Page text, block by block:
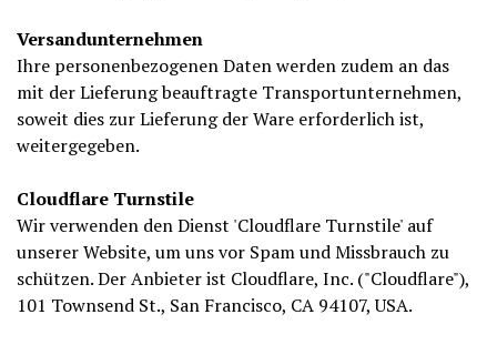
Versandunternehmen
Ihre personenbezogenen Daten werden zudem an das
mit der Lieferung beauftragte Transportunternehmen,
soweit dies zur Lieferung der Ware erforderlich ist,
weitergegeben.
Cloudflare Turnstile
Wir verwenden den Dienst 'Cloudflare Turnstile' auf
unserer Website, um uns vor Spam und Missbrauch zu
schützen. Der Anbieter ist Cloudflare, Inc. ("Cloudflare"),
101 Townsend St., San Francisco, CA 94107, USA.